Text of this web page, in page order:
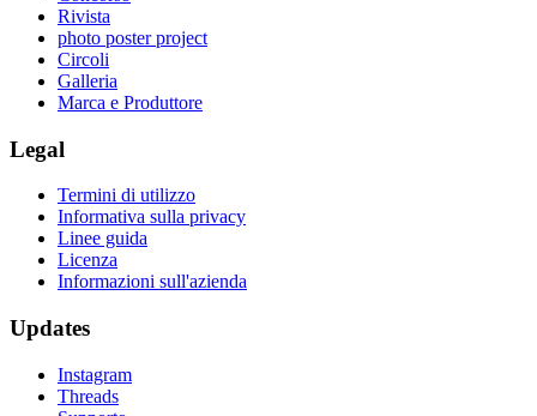
Rivista
photo poster project
Circoli
Galleria
Marca e Produttore
Legal
Termini di utilizzo
Informativa sulla privacy
Linee guida
Licenza
Informazioni sull'azienda
Updates
Instagram
Threads